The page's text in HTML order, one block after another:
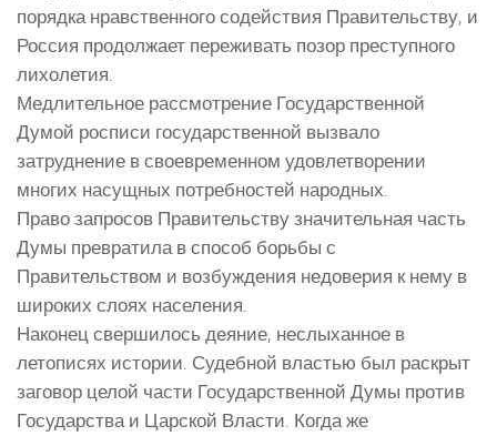
порядка нравственного содействия Правительству, и
Россия продолжает переживать позор преступного
лихолетия.
Медлительное рассмотрение Государственной
Думой росписи государственной вызвало
затруднение в своевременном удовлетворении
многих насущных потребностей народных.
Право запросов Правительству значительная часть
Думы превратила в способ борьбы с
Правительством и возбуждения недоверия к нему в
широких слоях населения.
Наконец свершилось деяние, неслыханное в
летописях истории. Судебной властью был раскрыт
заговор целой части Государственной Думы против
Государства и Царской Власти. Когда же